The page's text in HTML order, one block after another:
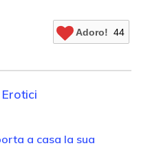
Adoro! 44
a casa la sua